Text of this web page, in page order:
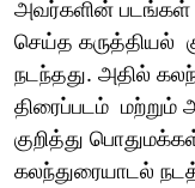
அவர்களின் படங்கள்
செய்த கருத்தியல்
நடந்தது. அதில்
திரைப்படம்
குறித்து
கலந்துரையாடல்